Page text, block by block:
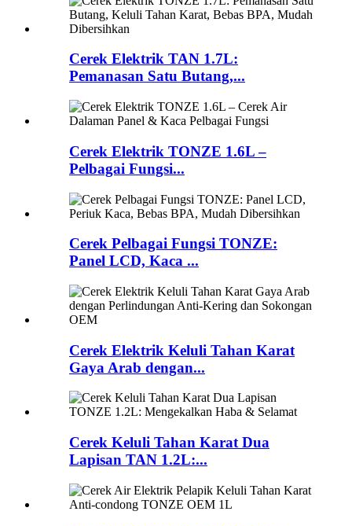
Cerek Elektrik TAN 1.7L:
Pemanasan Satu Butang,...
Cerek Elektrik TONZE 1.6L –
Pelbagai Fungsi...
Cerek Pelbagai Fungsi TONZE:
Panel LCD, Kaca ...
Cerek Elektrik Keluli Tahan Karat
Gaya Arab dengan...
Cerek Keluli Tahan Karat Dua
Lapisan TAN 1.2L:...